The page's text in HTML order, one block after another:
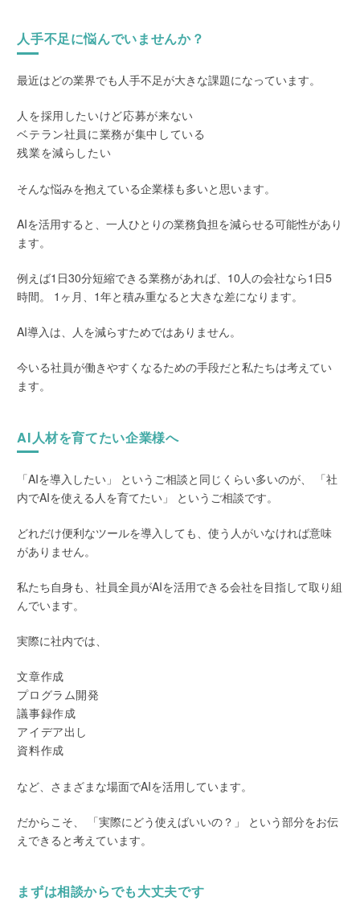
人手不足に悩んでいませんか？
最近はどの業界でも人手不足が大きな課題になっています。
人を採用したいけど応募が来ない
ベテラン社員に業務が集中している
残業を減らしたい
そんな悩みを抱えている企業様も多いと思います。
AIを活用すると、一人ひとりの業務負担を減らせる可能性があり
ます。
例えば1日30分短縮できる業務があれば、10人の会社なら1日5
時間。 1ヶ月、1年と積み重なると大きな差になります。
AI導入は、人を減らすためではありません。
今いる社員が働きやすくなるための手段だと私たちは考えてい
ます。
AI人材を育てたい企業様へ
「AIを導入したい」 というご相談と同じくらい多いのが、 「社
内でAIを使える人を育てたい」 というご相談です。
どれだけ便利なツールを導入しても、使う人がいなければ意味
がありません。
私たち自身も、社員全員がAIを活用できる会社を目指して取り組
んでいます。
実際に社内では、
文章作成
プログラム開発
議事録作成
アイデア出し
資料作成
など、さまざまな場面でAIを活用しています。
だからこそ、 「実際にどう使えばいいの？」 という部分をお伝
えできると考えています。
まずは相談からでも大丈夫です